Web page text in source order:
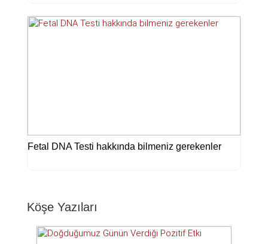
Fetal DNA Testi hakkında bilmeniz gerekenler
Köşe Yazıları